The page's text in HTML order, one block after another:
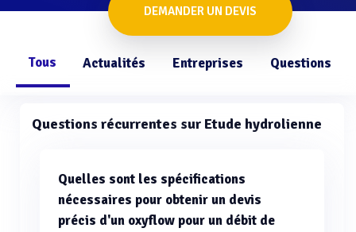
DEMANDER UN DEVIS
Tous Actualités Entreprises Questions
Questions récurrentes sur Etude hydrolienne
Quelles sont les spécifications
nécessaires pour obtenir un devis
précis d'un oxyflow pour un débit de